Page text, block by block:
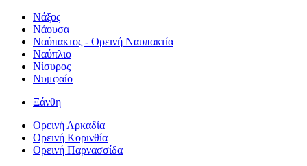
Νάξος
Νάουσα
Ναύπακτος - Ορεινή Ναυπακτία
Ναύπλιο
Νίσυρος
Νυμφαίο
Ξάνθη
Ορεινή Αρκαδία
Ορεινή Κορινθία
Ορεινή Παρνασσίδα